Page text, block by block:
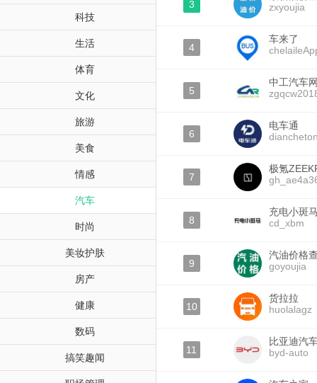
科技
生活
体育
文化
旅游
美食
情感
汽车
时尚
美妆护肤
房产
健康
数码
搞笑趣闻
3
zxyoujia
4
车来了
5
中工汽车
6
电车通
7
极氪
8
充电小斑
cd_xbm
9
汽油价格
goyoujia
10
货拉拉
huolalagz
11
比亚迪汽
byd-auto